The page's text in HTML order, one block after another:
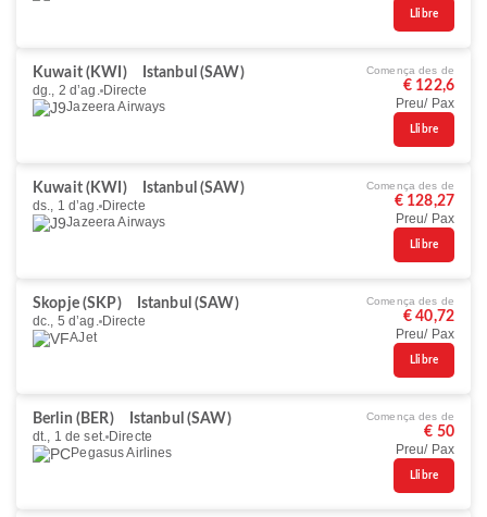
Llibre
Kuwait (KWI)
Istanbul (SAW)
dg., 2 d’ag. Directe
Jazeera Airways
Comença des de
€ 122,6
Preu/ Pax
Llibre
Kuwait (KWI)
Istanbul (SAW)
ds., 1 d’ag. Directe
Jazeera Airways
Comença des de
€ 128,27
Preu/ Pax
Llibre
Skopje (SKP)
Istanbul (SAW)
dc., 5 d’ag. Directe
AJet
Comença des de
€ 40,72
Preu/ Pax
Llibre
Berlin (BER)
Istanbul (SAW)
dt., 1 de set. Directe
Pegasus Airlines
Comença des de
€ 50
Preu/ Pax
Llibre